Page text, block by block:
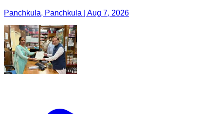
Panchkula, Panchkula | Aug 7, 2026